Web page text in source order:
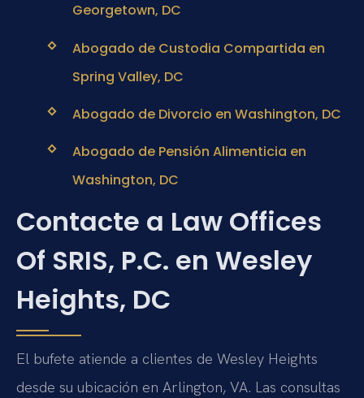
Georgetown, DC
Abogado de Custodia Compartida en
Spring Valley, DC
Abogado de Divorcio en Washington, DC
Abogado de Pensión Alimenticia en
Washington, DC
Contacte a Law Offices
Of SRIS, P.C. en Wesley
Heights, DC
El bufete atiende a clientes de Wesley Heights
desde su ubicación en Arlington, VA. Las consultas